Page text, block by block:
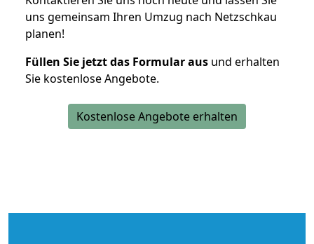
uns gemeinsam Ihren Umzug nach Netzschkau
planen!
Füllen Sie jetzt das Formular aus und erhalten
Sie kostenlose Angebote.
Kostenlose Angebote erhalten